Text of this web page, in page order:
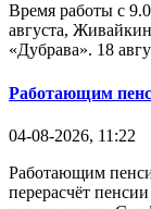
Время работы с
августа,
«Дубрава». 18
Работающим
04-08-2026, 11:22
Работающим
перерасчёт